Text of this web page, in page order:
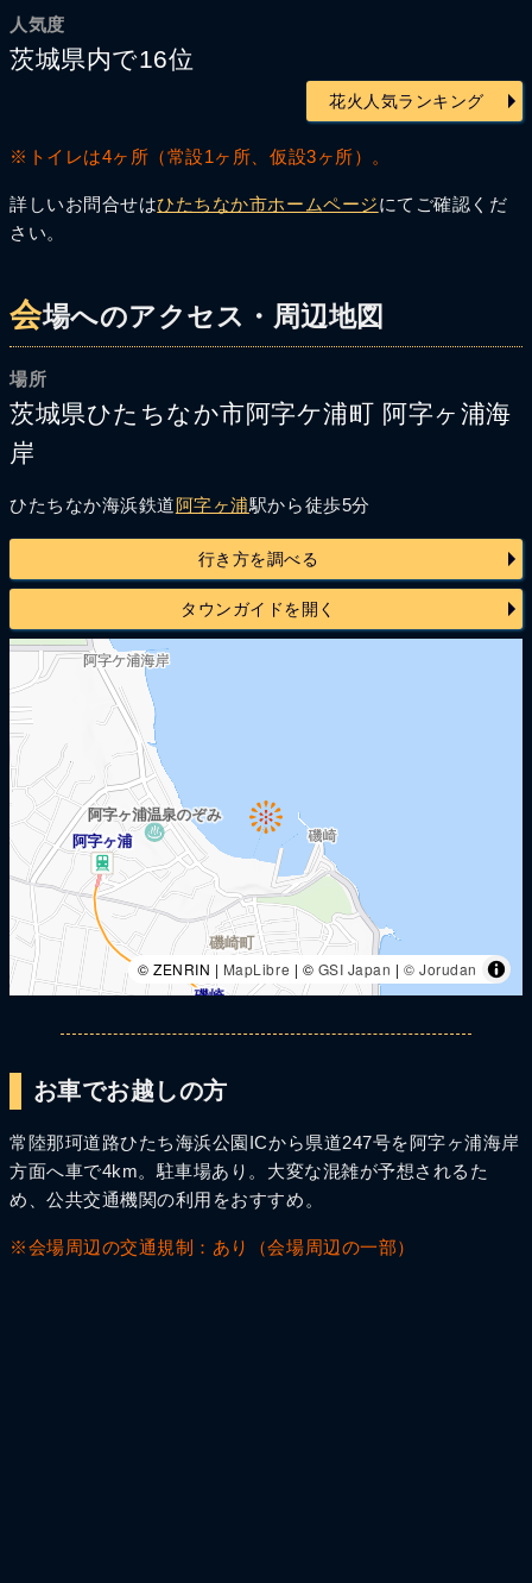
人気度
茨城県内で16位
花火人気ランキング
※トイレは4ヶ所（常設1ヶ所、仮設3ヶ所）。
詳しいお問合せはひたちなか市ホームページにてご確認くだ
さい。
会場へのアクセス・周辺地図
場所
茨城県ひたちなか市阿字ケ浦町 阿字ヶ浦海
岸
ひたちなか海浜鉄道阿字ヶ浦駅から徒歩5分
行き方を調べる
タウンガイドを開く
© ZENRIN | MapLibre | © GSI Japan |© Jorudan
お車でお越しの方
常陸那珂道路ひたち海浜公園ICから県道247号を阿字ヶ浦海岸
方面へ車で4km。駐車場あり。大変な混雑が予想されるた
め、公共交通機関の利用をおすすめ。
※会場周辺の交通規制：あり（会場周辺の一部）